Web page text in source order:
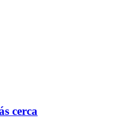
cerca